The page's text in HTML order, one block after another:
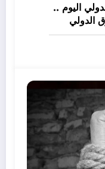
المواد الغذائية في السوق الدولي اليوم ..
الدولي